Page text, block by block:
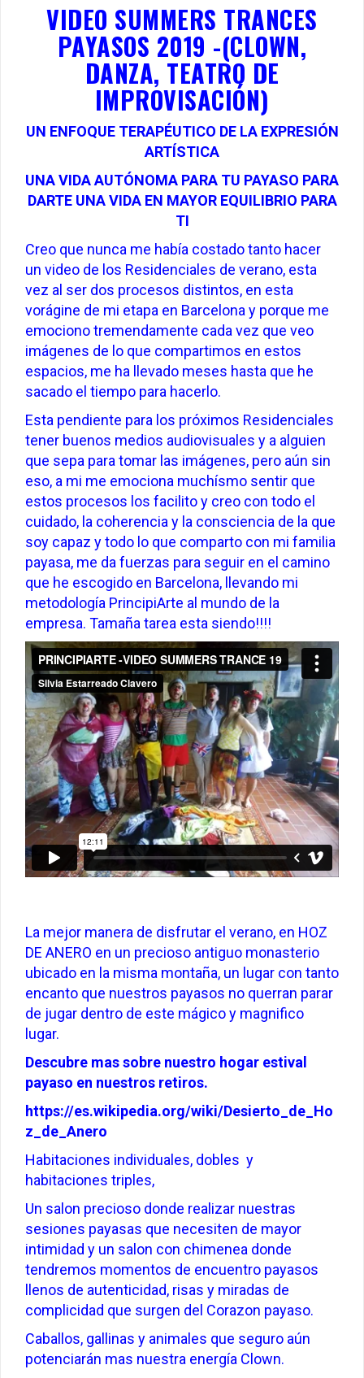
VIDEO SUMMERS TRANCES
PAYASOS 2019 -(CLOWN,
DANZA, TEATRO DE
IMPROVISACIÓN)
UN ENFOQUE TERAPÉUTICO DE LA EXPRESIÓN
ARTÍSTICA
UNA VIDA AUTÓNOMA PARA TU PAYASO PARA
DARTE UNA VIDA EN MAYOR EQUILIBRIO PARA
TI
Creo que nunca me había costado tanto hacer
un video de los Residenciales de verano, esta
vez al ser dos procesos distintos, en esta
vorágine de mi etapa en Barcelona y porque me
emociono tremendamente cada vez que veo
imágenes de lo que compartimos en estos
espacios, me ha llevado meses hasta que he
sacado el tiempo para hacerlo.
Esta pendiente para los próximos Residenciales
tener buenos medios audiovisuales y a alguien
que sepa para tomar las imágenes, pero aún sin
eso, a mi me emociona muchísmo sentir que
estos procesos los facilito y creo con todo el
cuidado, la coherencia y la consciencia de la que
soy capaz y todo lo que comparto con mi familia
payasa, me da fuerzas para seguir en el camino
que he escogido en Barcelona, llevando mi
metodología PrincipiArte al mundo de la
empresa. Tamaña tarea esta siendo!!!!
La mejor manera de disfrutar el verano, en HOZ
DE ANERO en un precioso antiguo monasterio
ubicado en la misma montaña, un lugar con tanto
encanto que nuestros payasos no querran parar
de jugar dentro de este mágico y magnifico
lugar.
Descubre mas sobre nuestro hogar estival
payaso en nuestros retiros.
https://es.wikipedia.org/wiki/Desierto_de_Ho
z_de_Anero
Habitaciones individuales, dobles y
habitaciones triples,
Un salon precioso donde realizar nuestras
sesiones payasas que necesiten de mayor
intimidad y un salon con chimenea donde
tendremos momentos de encuentro payasos
llenos de autenticidad, risas y miradas de
complicidad que surgen del Corazon payaso.
Caballos, gallinas y animales que seguro aún
potenciarán mas nuestra energía Clown.